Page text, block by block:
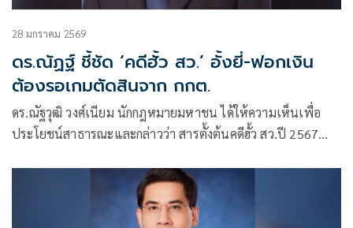
28 มกราคม 2569
ดร.ณัฏฐ์ ชี้ชัด ‘คดีฮั้ว สว.’ อั้งยี่-ฟอกเงิน
ต้องรอเกมตัดสินจาก กกต.
ดร.ณัฐวุฒิ วงศ์เนียม นักกฎหมายมหาชน ได้ให้ความเห็นเพื่อ
ประโยชน์สาธารณะและกล่าวว่า สารตั้งต้นคดีฮั้ว สว.ปี 2567
หลัก ส่วนคดีอาญาฐานร่วมกันกระทำอั้งยี่ สมคบกัน